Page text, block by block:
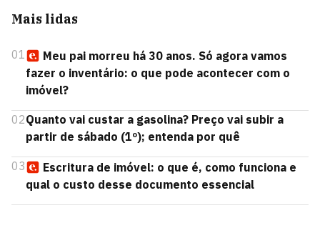
Mais lidas
01
Meu pai morreu há 30 anos. Só agora vamos
fazer o inventário: o que pode acontecer com o
imóvel?
02Quanto vai custar a gasolina? Preço vai subir a
partir de sábado (1º); entenda por quê
03
Escritura de imóvel: o que é, como funciona e
qual o custo desse documento essencial